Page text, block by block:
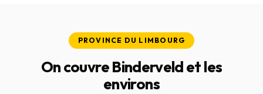
PROVINCE DU LIMBOURG
On couvre Binderveld et les
environs